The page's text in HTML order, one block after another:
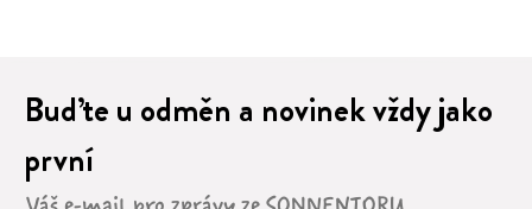
Buďte u odměn a novinek vždy jako
první